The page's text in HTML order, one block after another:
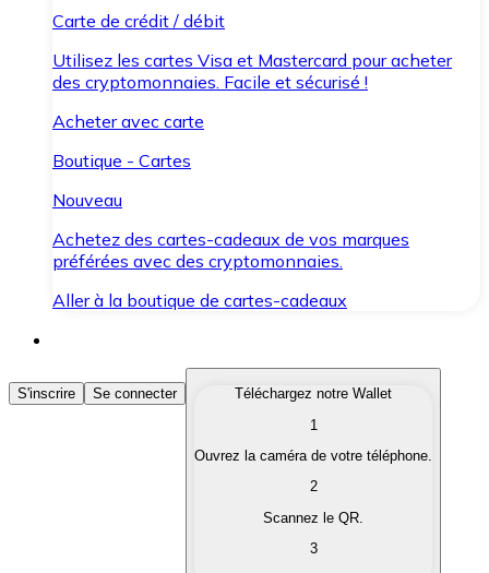
Carte de crédit / débit
Utilisez les cartes Visa et Mastercard pour acheter
des cryptomonnaies. Facile et sécurisé !
Acheter avec carte
Boutique - Cartes
Nouveau
Achetez des cartes-cadeaux de vos marques
préférées avec des cryptomonnaies.
Aller à la boutique de cartes-cadeaux
Acheter des Cryptomonnaies
Achetez les cryptomonnaies qui vous intéressent
Convertissez vos cryptomonnaies en monnaie
S'inscrire Se connecter
Téléchargez notre Wallet
1
Ouvrez la caméra de votre téléphone.
2
Scannez le QR.
3